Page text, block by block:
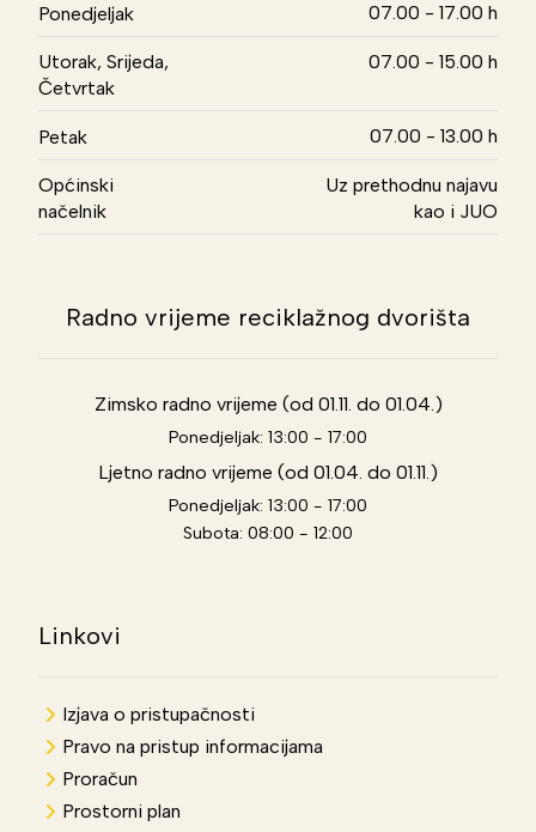
Ponedjeljak 07.00 - 17.00 h
Utorak, Srijeda,
Četvrtak
07.00 - 15.00 h
Petak 07.00 - 13.00 h
Općinski
načelnik
Uz prethodnu najavu
kao i JUO
Radno vrijeme reciklažnog dvorišta
Zimsko radno vrijeme (od 01.11. do 01.04.)
Ponedjeljak: 13:00 - 17:00
Ljetno radno vrijeme (od 01.04. do 01.11.)
Ponedjeljak: 13:00 - 17:00
Subota: 08:00 - 12:00
Linkovi
Izjava o pristupačnosti
Pravo na pristup informacijama
Proračun
Prostorni plan